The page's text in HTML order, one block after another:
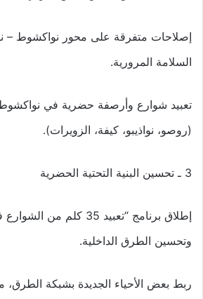
إصلاحات متفرقة على محور نواكشوط –
السلامة المرورية.
تعبيد شوارع وأرصفة حضرية في
(روصو، نواذيبو، كيفة، الزويرات).
3 ـ تحسين البنية التحتية الحضرية
إطلاق برنامج “تعبيد 35 كلم
وتحسين الطرق الداخلية.
ربط بعض الأحياء الجديدة بشبكة